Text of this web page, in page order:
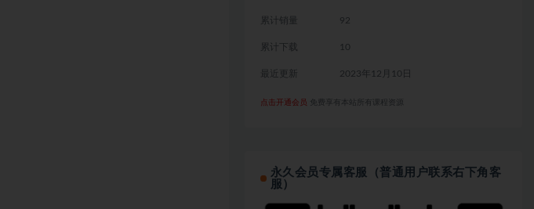
累计销量 92
累计下载 10
最近更新 2023年12月10日
点击开通会员 免费享有本站所有课程资源
永久会员专属客服（普通用户联系右下角客
服）